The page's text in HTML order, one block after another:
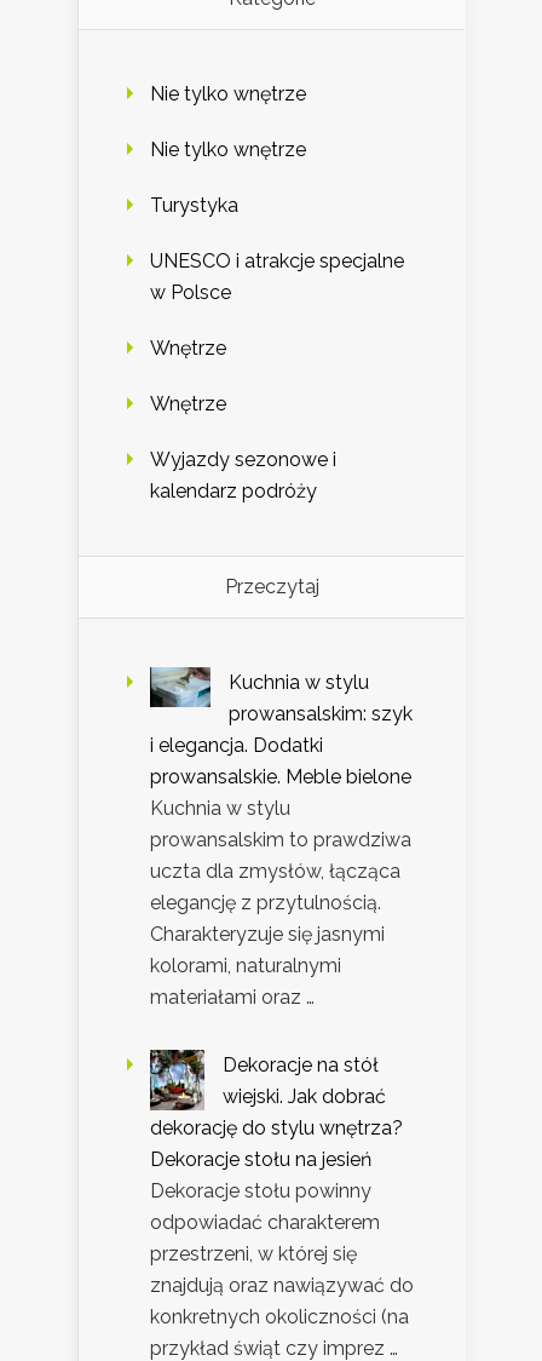
Nie tylko wnętrze
Nie tylko wnętrze
Turystyka
UNESCO i atrakcje specjalne
w Polsce
Wnętrze
Wnętrze
Wyjazdy sezonowe i
kalendarz podróży
Przeczytaj
Kuchnia w stylu
prowansalskim: szyk
i elegancja. Dodatki
prowansalskie. Meble bielone
Kuchnia w stylu
prowansalskim to prawdziwa
uczta dla zmysłów, łącząca
elegancję z przytulnością.
Charakteryzuje się jasnymi
kolorami, naturalnymi
materiałami oraz …
Dekoracje na stół
wiejski. Jak dobrać
dekorację do stylu wnętrza?
Dekoracje stołu na jesień
Dekoracje stołu powinny
odpowiadać charakterem
przestrzeni, w której się
znajdują oraz nawiązywać do
konkretnych okoliczności (na
przykład świąt czy imprez …